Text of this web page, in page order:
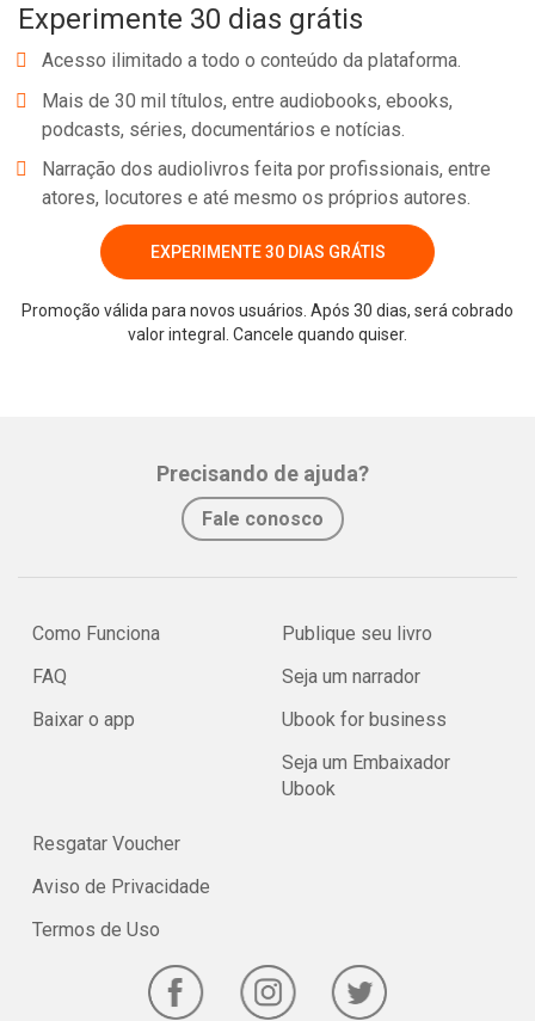
Experimente 30 dias grátis
Acesso ilimitado a todo o conteúdo da plataforma.
Mais de 30 mil títulos, entre audiobooks, ebooks,
podcasts, séries, documentários e notícias.
Narração dos audiolivros feita por profissionais, entre
atores, locutores e até mesmo os próprios autores.
EXPERIMENTE 30 DIAS GRÁTIS
Promoção válida para novos usuários. Após 30 dias, será cobrado
valor integral. Cancele quando quiser.
Precisando de ajuda?
Fale conosco
Como Funciona
FAQ
Baixar o app
Publique seu livro
Seja um narrador
Ubook for business
Seja um Embaixador
Ubook
Resgatar Voucher
Aviso de Privacidade
Termos de Uso